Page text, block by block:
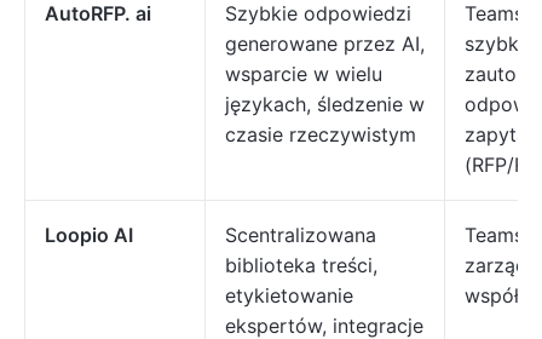
AutoRFP. ai
Szybkie odpowiedzi
generowane przez AI,
wsparcie w wielu
językach, śledzenie w
czasie rzeczywistym
Teams,
(RFP/
Loopio AI
Scentralizowana
biblioteka treści,
etykietowanie
ekspertów, integracje
Teams